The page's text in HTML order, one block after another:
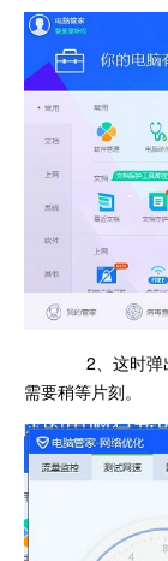
2、这时弹
需要稍等片刻。